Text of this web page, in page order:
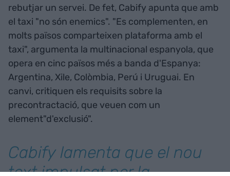
rebutjar un servei. De fet, Cabify apunta que amb
el taxi "no són enemics". "Es complementen, en
molts països comparteixen plataforma amb el
taxi", argumenta la multinacional espanyola, que
opera en cinc països més a banda d'Espanya:
Argentina, Xile, Colòmbia, Perú i Uruguai. En
canvi, critiquen els requisits sobre la
precontractació, que veuen com un
element"d'exclusió".
Cabify lamenta que el nou
text impulsat per la